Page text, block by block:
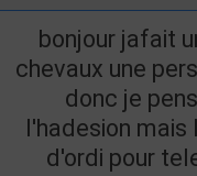
bonjour jafait
chevaux une
donc je
l'hadesion mais
d'ordi pour